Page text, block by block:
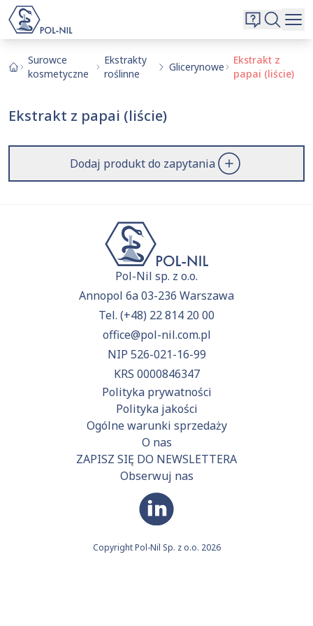
O nas
Kontakt
Surowce
kosmetyczne
Ekstrakty
roślinne
Glicerynowe
Ekstrakt z
papai (liście)
Ekstrakt z papai (liście)
Dodaj produkt do zapytania
Pol-Nil sp. z o.o.
Annopol 6a 03-236 Warszawa
Tel. (+48) 22 814 20 00
office@pol-nil.com.pl
NIP 526-021-16-99
KRS 0000846347
Polityka prywatności
Polityka jakości
Ogólne warunki sprzedaży
O nas
ZAPISZ SIĘ DO NEWSLETTERA
Obserwuj nas
Copyright Pol-Nil Sp. z o.o. 2026
Wybrane surowce i substancje
Aktualnie niczego nie dodałeś do zapytania.
Wyszukiwarka
Szukaj